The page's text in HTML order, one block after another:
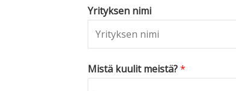
Yrityksen nimi
Mistä kuulit meistä?*